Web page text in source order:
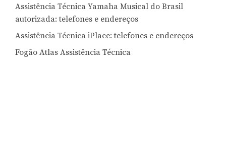
Assistência Técnica Yamaha Musical do Brasil
autorizada: telefones e endereços
Assistência Técnica iPlace: telefones e endereços
Fogão Atlas Assistência Técnica